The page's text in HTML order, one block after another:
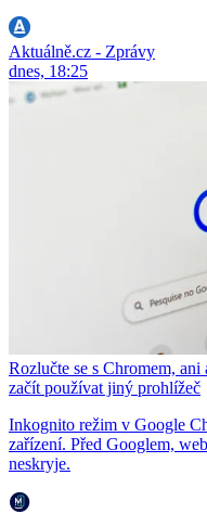
Aktuálně.cz - Zprávy
dnes, 18:25
Rozlučte se s Chromem,
začít používat jiný prohlížeč
Inkognito režim v Google
zařízení. Před Googlem,
neskryje.